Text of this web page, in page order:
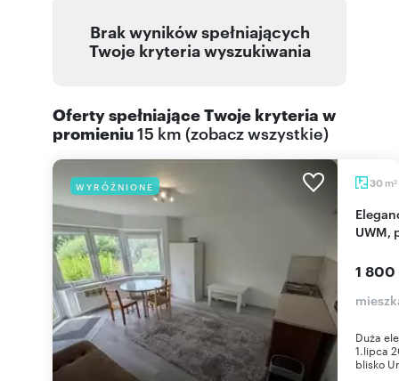
Brak wyników spełniających
Twoje kryteria wyszukiwania
Oferty spełniające Twoje kryteria w
promieniu15 km (zobacz wszystkie)
WYRÓŻNIONE 30 m2
Elegancka kawalerka 30m² w Olsztynie (blisko
UWM,
1 800
Duża
1.lipca
blisko